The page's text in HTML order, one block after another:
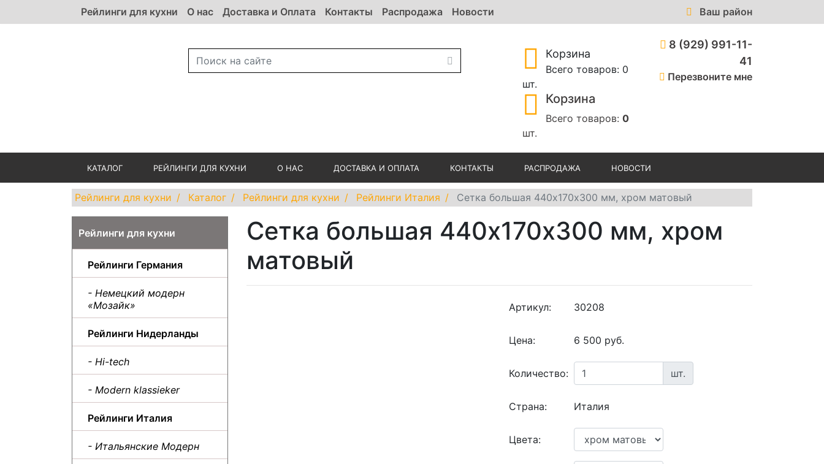
Рейлинги для кухни О нас Доставка и Оплата Контакты Распродажа Новости Ваш район
Корзина
Всего товаров: 0
шт.
Корзина
Всего товаров: 0
шт.
8 (929) 991-11-
41
Перезвоните мне
КАТАЛОГ РЕЙЛИНГИ ДЛЯ КУХНИ О НАС ДОСТАВКА И ОПЛАТА КОНТАКТЫ РАСПРОДАЖА НОВОСТИ
Рейлинги для кухни Каталог Рейлинги для кухни Рейлинги Италия Сетка большая 440х170х300 мм, хром матовый
Рейлинги для кухни
Рейлинги Германия
- Немецкий модерн
«Мозайк»
Рейлинги Нидерланды
- Hi-tech
- Modern klassieker
Рейлинги Италия
- Итальянские Модерн
Сетка большая 440х170х300 мм, хром
матовый
Артикул: 30208
Цена: 6 500 руб.
Количество: шт.
Страна: Италия
Цвета: